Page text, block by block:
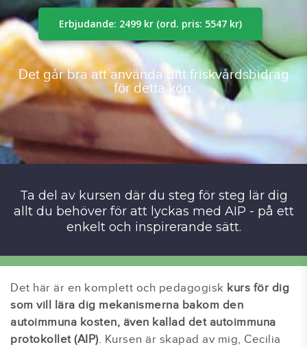
Erbjudande: 2499 kr (ord. pris: 5547 kr)
Det går bra att använda ditt friskvårdsbidrag
för detta köp.
Ta del av kursen där du steg för steg lär dig
allt du behöver för att lyckas med AIP - på ett
enkelt och inspirerande sätt.
Det här är en komplett och pedagogisk kurs för dig
som vill lära dig mekanismerna bakom den
autoimmuna kosten, även kallad det autoimmuna
protokollet (AIP). Kursen är skapad av mig, Cecilia